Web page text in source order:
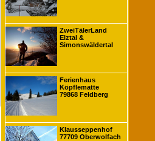
ZweiTälerLand
Elztal &
Simonswäldertal
Ferienhaus
Köpflematte
79868 Feldberg
Klausseppenhof
77709 Oberwolfach